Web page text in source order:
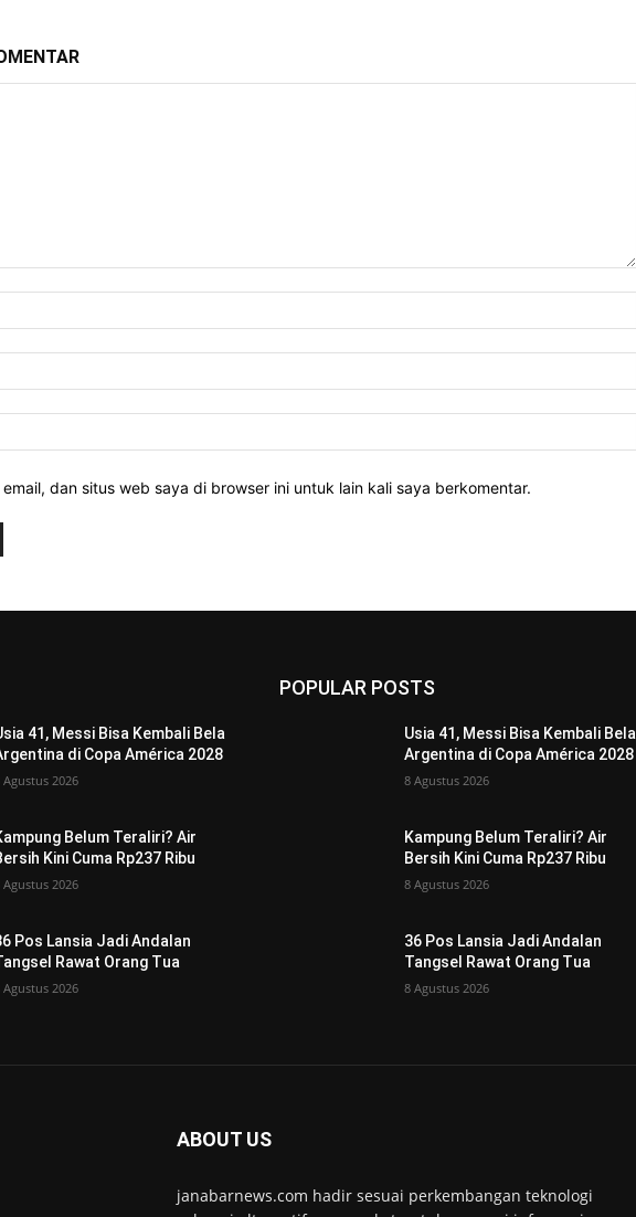
email, dan situs web saya di browser ini untuk lain kali saya berkomentar.
41, Messi Bisa Kembali Bela
di Copa América 2028
Agustus 2026
Belum Teraliri? Air
Kini Cuma Rp237 Ribu
Agustus 2026
Pos Lansia Jadi Andalan
Rawat Orang Tua
Agustus 2026
POPULAR POSTS
Usia 41, Messi Bisa Kembali Bela
Argentina di Copa América 2028
8 Agustus 2026
Kampung Belum Teraliri? Air
Bersih Kini Cuma Rp237 Ribu
8 Agustus 2026
36 Pos Lansia Jadi Andalan
Tangsel Rawat Orang Tua
8 Agustus 2026
ABOUT US
janabarnews.com hadir sesuai perkembangan teknologi